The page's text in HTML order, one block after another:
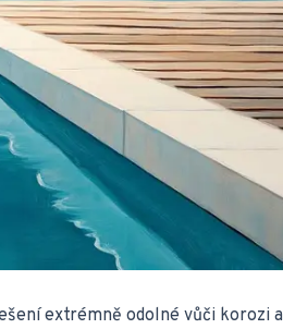
extrémně odolné vůči korozi a